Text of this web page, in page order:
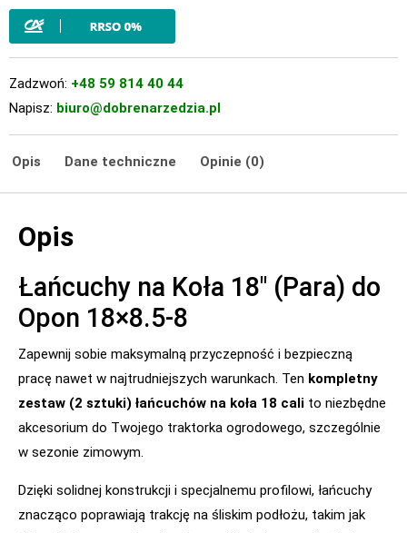
Zadzwoń: +48 59 814 40 44
Napisz: biuro@dobrenarzedzia.pl
Opis Dane techniczne Opinie (0)
Opis
Łańcuchy na Koła 18″ (Para) do
Opon 18×8.5-8
Zapewnij sobie maksymalną przyczepność i bezpieczną
pracę nawet w najtrudniejszych warunkach. Ten kompletny
zestaw (2 sztuki) łańcuchów na koła 18 cali to niezbędne
akcesorium do Twojego traktorka ogrodowego, szczególnie
w sezonie zimowym.
Dzięki solidnej konstrukcji i specjalnemu profilowi, łańcuchy
znacząco poprawiają trakcję na śliskim podłożu, takim jak